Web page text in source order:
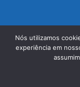
Nós utilizamos
experiência em